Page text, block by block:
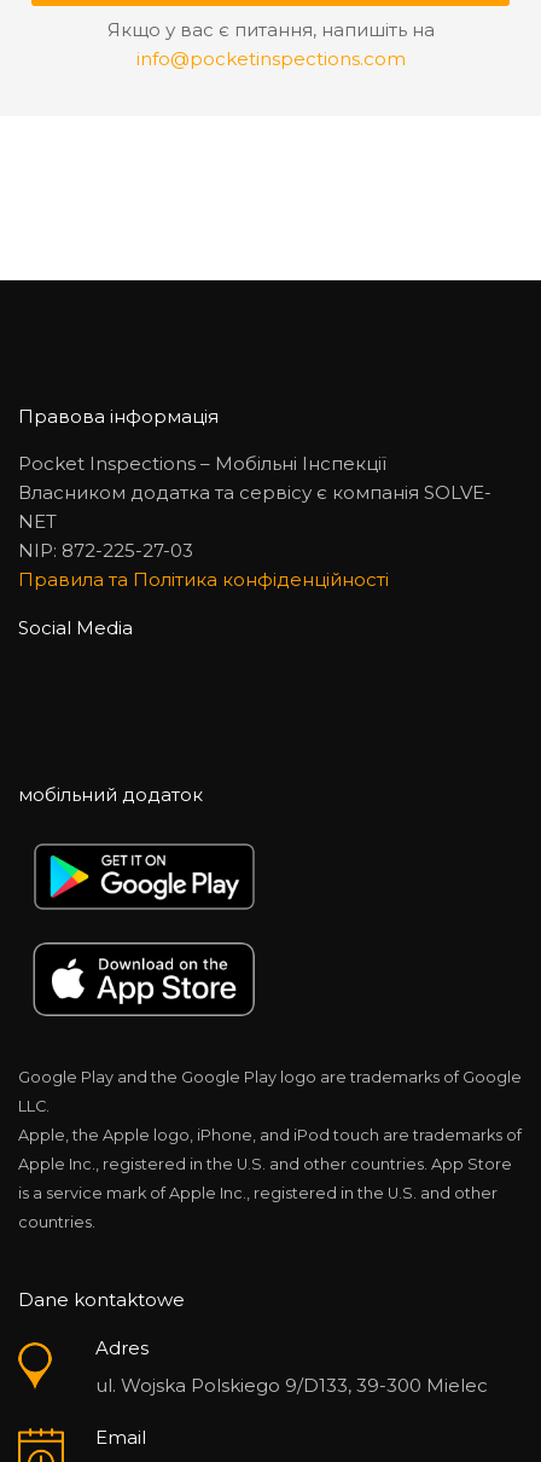
Якщо у вас є питання, напишіть на
info@pocketinspections.com
Правова інформація
Pocket Inspections – Мобільні Інспекції
Власником додатка та сервісу є компанія SOLVE-
NET
NIP: 872-225-27-03
Правила та Політика конфіденційності
Social Media
мобільний додаток
Google Play and the Google Play logo are trademarks of Google
LLC.
Apple, the Apple logo, iPhone, and iPod touch are trademarks of
Apple Inc., registered in the U.S. and other countries. App Store
is a service mark of Apple Inc., registered in the U.S. and other
countries.
Dane kontaktowe
Adres
ul. Wojska Polskiego 9/D133, 39-300 Mielec
Email